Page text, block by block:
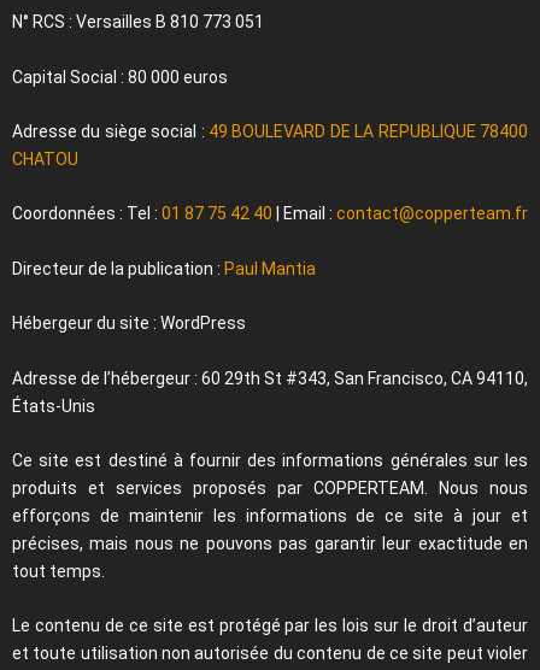
N° RCS : Versailles B 810 773 051
Capital Social : 80 000 euros
Adresse du siège social : 49 BOULEVARD DE LA REPUBLIQUE 78400
CHATOU
Coordonnées : Tel : 01 87 75 42 40 | Email : contact@copperteam.fr
Directeur de la publication : Paul Mantia
Hébergeur du site : WordPress
Adresse de l’hébergeur : 60 29th St #343, San Francisco, CA 94110,
États-Unis
Ce site est destiné à fournir des informations générales sur les
produits et services proposés par COPPERTEAM. Nous nous
efforçons de maintenir les informations de ce site à jour et
précises, mais nous ne pouvons pas garantir leur exactitude en
tout temps.
Le contenu de ce site est protégé par les lois sur le droit d’auteur
et toute utilisation non autorisée du contenu de ce site peut violer